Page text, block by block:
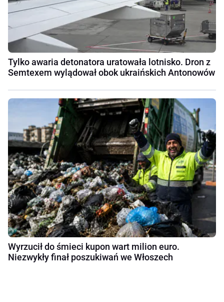
Tylko awaria detonatora uratowała lotnisko. Dron z
Semtexem wylądował obok ukraińskich Antonowów
Wyrzucił do śmieci kupon wart milion euro.
Niezwykły finał poszukiwań we Włoszech